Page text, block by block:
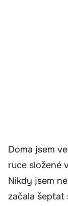
Doma jsem
ruce složené
Nikdy jsem
začala šeptat